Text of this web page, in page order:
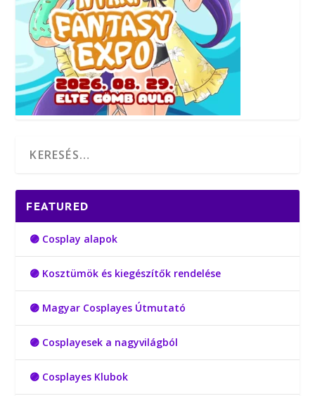
FEATURED
🟣 Cosplay alapok
🟣 Kosztümök és kiegészítők rendelése
🟣 Magyar Cosplayes Útmutató
🟣 Cosplayesek a nagyvilágból
🟣 Cosplayes Klubok